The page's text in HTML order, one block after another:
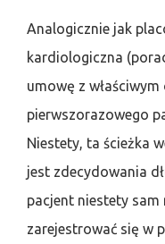
Analogicznie jak
kardiologiczna
umowę z właściwym
pierwszorazowego
Niestety, ta ścieżka
jest zdecydowania
pacjent niestety
zarejestrować się w